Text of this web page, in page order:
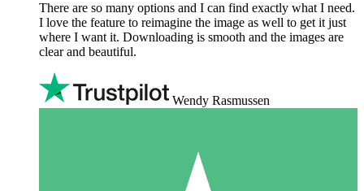
There are so many options and I can find exactly what I need.
I love the feature to reimagine the image as well to get it just
where I want it. Downloading is smooth and the images are
clear and beautiful.
Wendy Rasmussen